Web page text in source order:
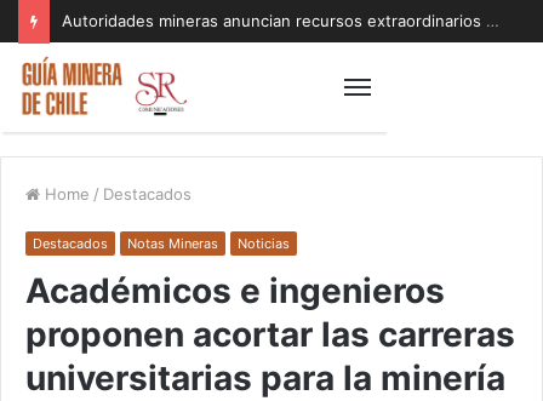
Autoridades mineras anuncian recursos extraordinarios para pequeños mineros afectados por el sistema frontal en Coquimbo y Atacama
Home / Destacados
Destacados Notas Mineras Noticias
Académicos e ingenieros
proponen acortar las carreras
universitarias para la minería